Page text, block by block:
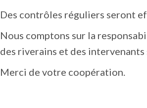
Des contrôles réguliers seront
Nous comptons sur la
des riverains et des
Merci de votre coopération.